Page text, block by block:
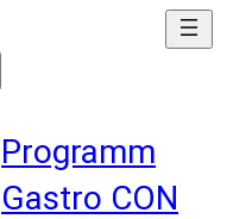
Programm
Gastro CON